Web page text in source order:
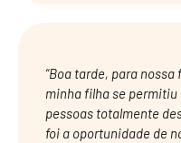
“Boa tarde, para
minha filha se
pessoas totalmente
foi a oportunidade de